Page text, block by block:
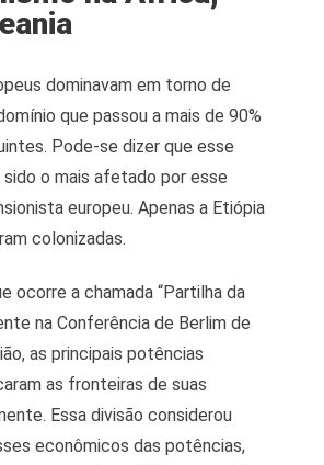
dominavam em torno de
que passou a mais de 90%
Pode-se dizer que esse
o mais afetado por esse
europeu. Apenas a Etiópia
colonizadas.
ocorre a chamada “Partilha da
na Conferência de Berlim de
as principais potências
as fronteiras de suas
Essa divisão considerou
econômicos das potências,